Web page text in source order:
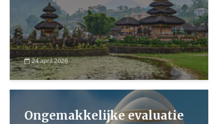
24 april 2026
Ongemakkelijke evaluatie